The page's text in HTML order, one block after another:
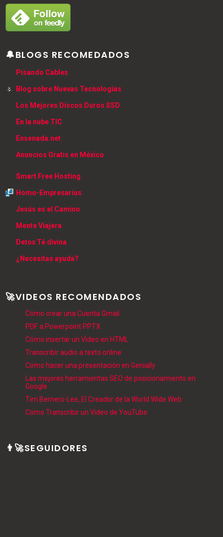
🔔BLOGS RECOMEDADOS
Pisando Cables
Blog sobre Nuevas Tecnologías
Los Mejores Discos Duros SSD
En la nube TIC
Ensenada.net
Anuncios Gratis en México
Smart Free Hosting
Homo-Empresarius
Jesús es el Camino
Mente Viajera
Detox Té divina
¿Necesitas ayuda?
🚀VIDEOS RECOMENDADOS
Cómo crear una Cuenta Gmail
PDF a Powerpoint PPTX
Cómo insertar un Video en HTML
Transcribir audio a texto online
Cómo hacer una presentación en Genially
Las mejores herramientas SEO de posicionamiento en
Google
Tim Berners-Lee, El Creador de la World Wide Web
Cómo Transcribir un Video de YouTube
👨‍🚀SEGUIDORES